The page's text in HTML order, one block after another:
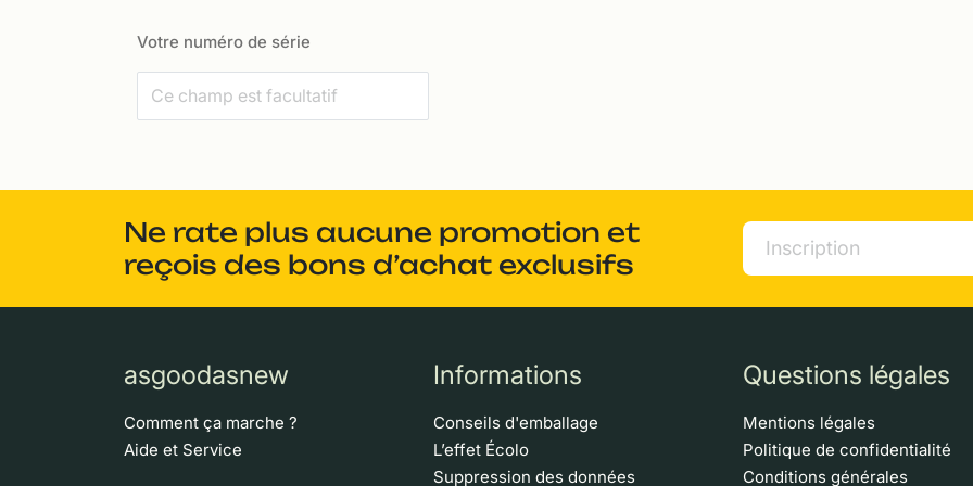
Votre numéro de série
Ne rate plus aucune promotion et
reçois des bons d’achat exclusifs
asgoodasnew
Comment ça marche ?
Aide et Service
Informations
Conseils d'emballage
L’effet Écolo
Suppression des données
Questions légales
Mentions légales
Politique de confidentialité
Conditions générales